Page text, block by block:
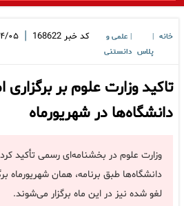
خانه
پلاس
علمی و
دانستنی
کد خبر 168622
| ۱۴۰۴/
تاکید وزارت علوم بر
دانشگاه‌ها در شهریورماه
وزارت علوم در بخشنامه‌ای رسمی تأکید کرد
دانشگاه‌ها طبق برنامه، همان شهریورماه
لغو شده نیز در این ماه برگزار می‌شوند.